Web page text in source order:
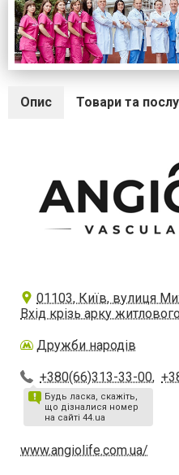
Опис Товари та
01103, Київ, вулиця
Вхід крізь арку
Дружби народів
+380(66)313-33-00,
Будь ласка, скажіть,
що дізналися номер
на сайті 44.ua
www.angiolife.com.ua/